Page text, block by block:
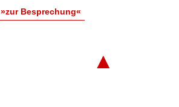
»zur Besprechung«
▲